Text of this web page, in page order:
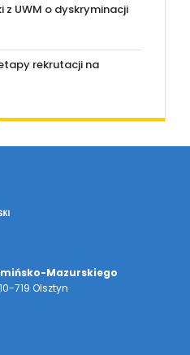
z UWM o dyskryminacji
rekrutacji na
Mazurskiego
719 Olsztyn